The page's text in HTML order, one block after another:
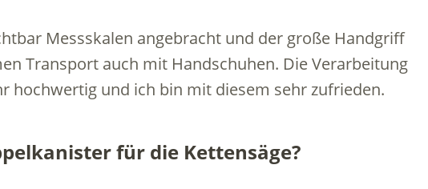
Messskalen angebracht und der große Handgriff
Transport auch mit Handschuhen. Die Verarbeitung
hochwertig und ich bin mit diesem sehr zufrieden.
für die Kettensäge?